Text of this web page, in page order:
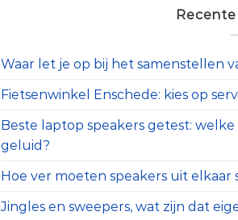
Waar let je op bij het samenstellen
Fietsenwinkel Enschede: kies op
Beste laptop speakers getest:
geluid?
Hoe ver moeten speakers uit elkaar
Jingles en sweepers, wat zijn dat